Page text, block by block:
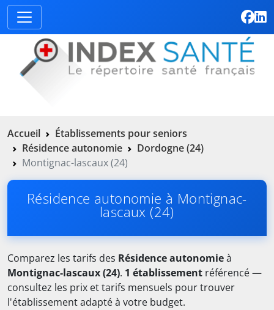
Accueil
Établissements pour seniors
Résidence autonomie
Dordogne (24)
Montignac-lascaux (24)
Résidence autonomie à Montignac-
lascaux (24)
Comparez les tarifs des Résidence autonomieà
Montignac-lascaux (24). 1 établissement référencé —
consultez les prix et tarifs mensuels pour trouver
l'établissement adapté à votre budget.